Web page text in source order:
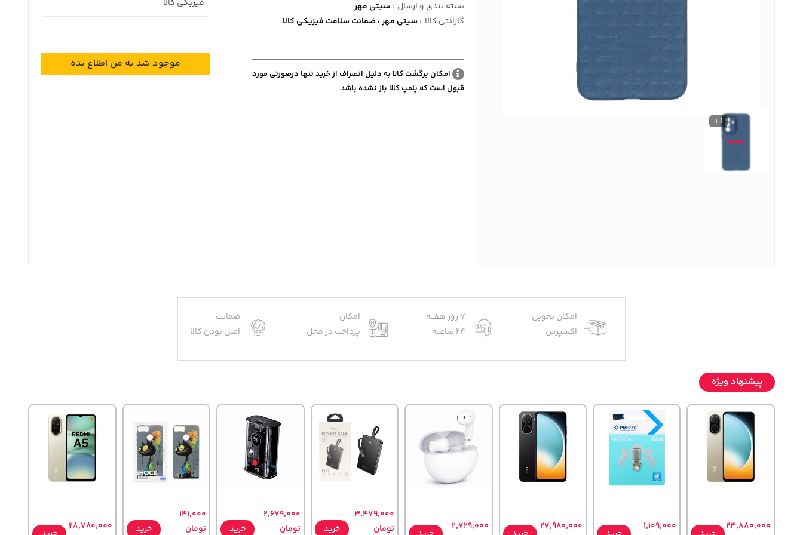
نوشیدنی ها
روشنایی و الکتریکی
1 +
بسته بندی و ارسال :سیتی مهر
گارانتی کالا :سیتی مهر ، ضمانت سلامت فیزیکی کالا
امکان برگشت کالا به دلیل انصراف از خرید تنها درصورتی مورد
قبول است که پلمپ کالا باز نشده باشد
فیزیکی کالا
موجود شد به من اطلاع بده
امکان تحویل
اکسپرس
7 روز هفته
24 ساعته
امکان
پرداخت در محل
ضمانت
اصل بودن کالا
پیشنهاد ویژه
23,880,000
1,109,000
27,980,000
2,729,000
3,479,000
تومان
خرید
2,679,000
تومان
خرید
141,000
تومان
خرید
28,780,000